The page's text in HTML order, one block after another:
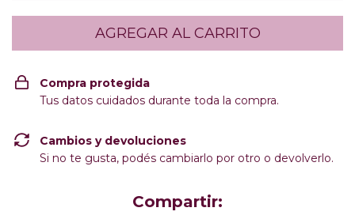
Compra protegida
Tus datos cuidados durante toda la compra.
Cambios y devoluciones
Si no te gusta, podés cambiarlo por otro o devolverlo.
Compartir: